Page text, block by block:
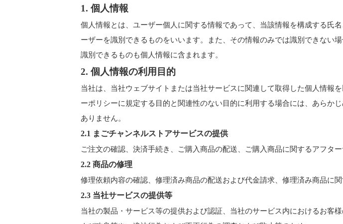
1. 個人情報
個人情報とは、ユーザー個人に関する情報であって、当該情報を構成する氏
ーザーを識別できるものをいいます。また、その情報のみでは識別できない
識別できるものも個人情報に含まれます。
2. 個人情報の利用目的
当社は、当社ウェブサイトまたは当社サービスに関連して取得した個人情報
ーポリシーに規定する目的と関連性のない目的に利用する場合には、あらか
ありません。
2.1 まごチャンネルストアサービスの提供
ご注文の確認、決済手続き、ご購入商品の配送、ご購入商品に関するアフタ
2.2 商品の修理
修理依頼内容の確認、修理済み商品の配送および代金請求、修理済み商品に
2.3 当社サービスの提供等
当社の製品・サービス等の提供および認証、当社のサービス内におけるお客